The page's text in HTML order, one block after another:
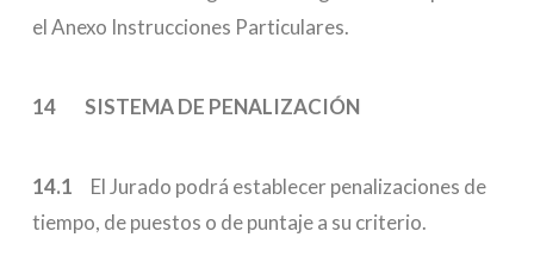
el Anexo Instrucciones Particulares.
14 SISTEMA DE PENALIZACIÓN
14.1 El Jurado podrá establecer penalizaciones de
tiempo, de puestos o de puntaje a su criterio.